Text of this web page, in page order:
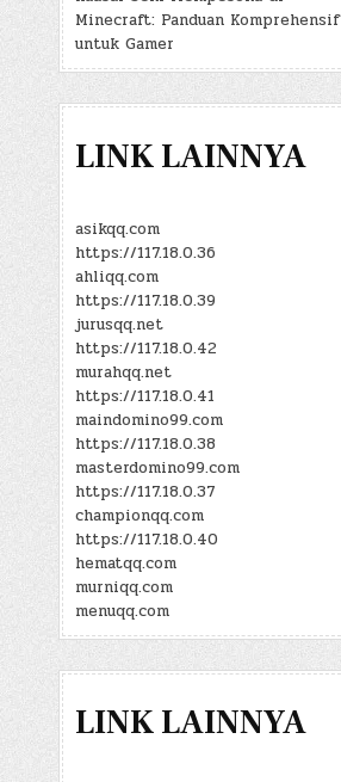
Minecraft: Panduan Komprehensif
untuk Gamer
LINK LAINNYA
asikqq.com
https://117.18.0.36
ahliqq.com
https://117.18.0.39
jurusqq.net
https://117.18.0.42
murahqq.net
https://117.18.0.41
maindomino99.com
https://117.18.0.38
masterdomino99.com
https://117.18.0.37
championqq.com
https://117.18.0.40
hematqq.com
murniqq.com
menuqq.com
LINK LAINNYA